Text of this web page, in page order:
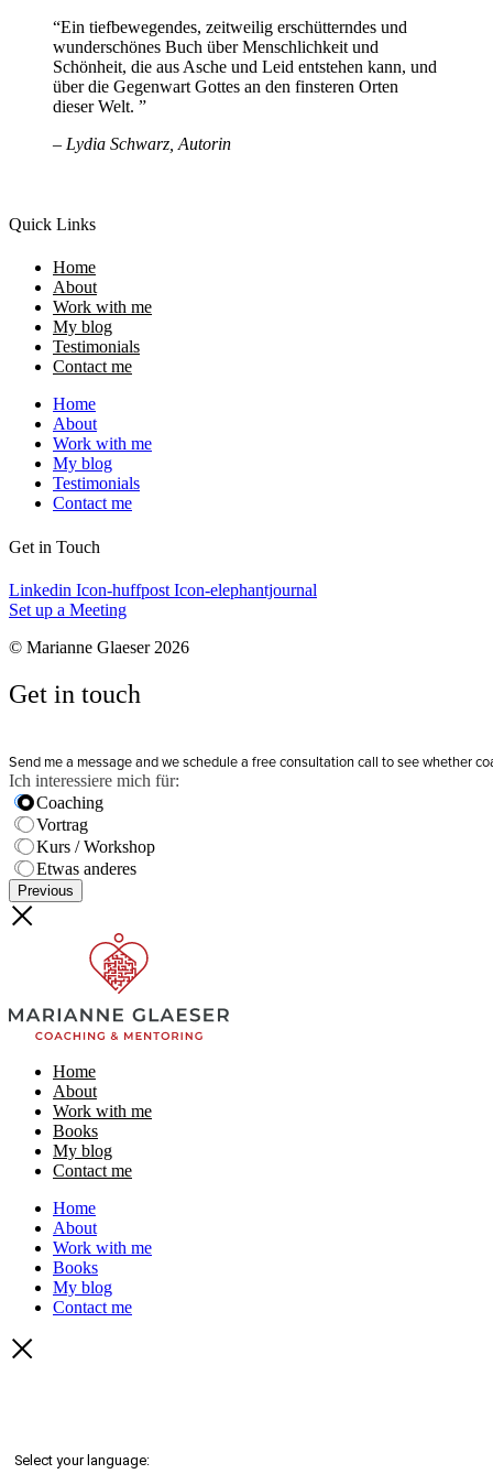
“Ein tiefbewegendes, zeitweilig erschütterndes und
wunderschönes Buch über Menschlichkeit und
Schönheit, die aus Asche und Leid entstehen kann, und
über die Gegenwart Gottes an den finsteren Orten
dieser Welt. ”
– Lydia Schwarz, Autorin
Quick Links
Home
About
Work with me
My blog
Testimonials
Contact me
Home
About
Work with me
My blog
Testimonials
Contact me
Get in Touch
Linkedin Icon-huffpost Icon-elephantjournal
Set up a Meeting
© Marianne Glaeser 2026
Get in touch
Send me a message and we schedule a free consultation call to see whether
Ich interessiere mich für:
Coaching
Vortrag
Kurs / Workshop
Etwas anderes
Previous
Home
About
Work with me
Books
My blog
Contact me
Home
About
Work with me
Books
My blog
Contact me
Select your language: